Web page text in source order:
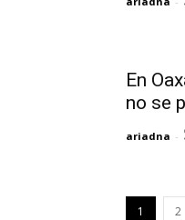
En
no se
ariadna -
1 2